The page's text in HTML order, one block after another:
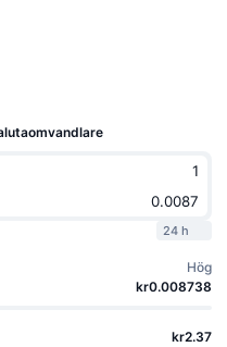
24 h
Hög
kr0.008738
kr2.37